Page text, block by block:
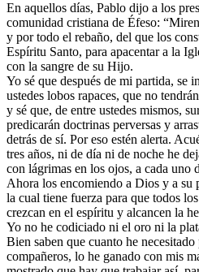
En aquellos días, Pablo dijo a los
comunidad cristiana de Éfeso:
y por todo el rebaño, del que los
Espíritu Santo, para apacentar a la
con la sangre de su Hijo.
Yo sé que después de mi partida, se
ustedes lobos rapaces, que no
y sé que, de entre ustedes mismos,
predicarán doctrinas perversas y
detrás de sí. Por eso estén alerta.
tres años, ni de día ni de noche he
con lágrimas en los ojos, a cada uno
Ahora los encomiendo a Dios y a su
la cual tiene fuerza para que todos
crezcan en el espíritu y alcancen la
Yo no he codiciado ni el oro ni la
Bien saben que cuanto he
compañeros, lo he ganado con mis